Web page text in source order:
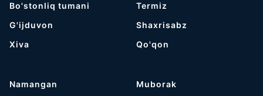
Bo'stonliq tumani
G'ijduvon
Хiva
Termiz
Shaxrisabz
Qo'qon
Namangan
Muborak